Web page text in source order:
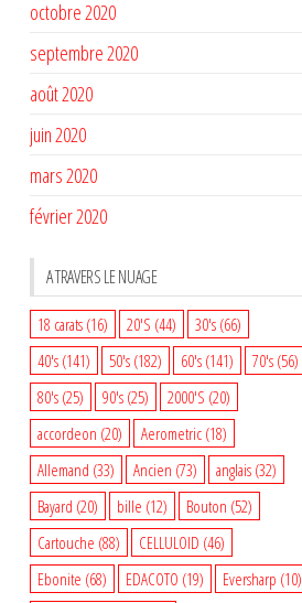
octobre 2020
septembre 2020
août 2020
juin 2020
mars 2020
février 2020
A TRAVERS LE NUAGE
18 carats(16) 20'S (44) 30's(66)
40's(141) 50's(182) 60's(141) 70's(56)
80's(25) 90's(25) 2000'S (20)
accordeon (20) Aerometric(18)
Allemand (33) Ancien (73) anglais(32)
Bayard (20) bille (12) Bouton (52)
Cartouche (88) CELLULOID (46)
Ebonite (68) EDACOTO (19) Eversharp (10)